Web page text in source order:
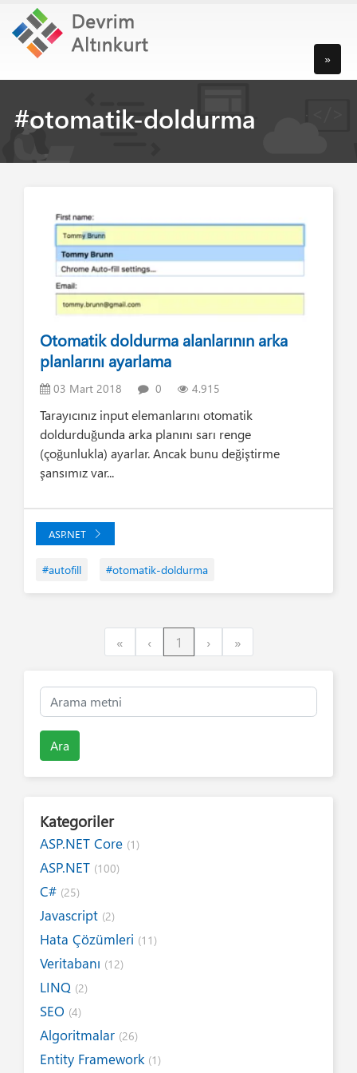
»
#otomatik-doldurma
Otomatik doldurma alanlarının arka
planlarını ayarlama
03 Mart 2018 0 4.915
Tarayıcınız input elemanlarını otomatik
doldurduğunda arka planını sarı renge
(çoğunlukla) ayarlar. Ancak bunu değiştirme
şansımız var...
ASP.NET
#autofill #otomatik-doldurma
«First ‹Previous
1 ›Next»Last
Ara
Kategoriler
ASP.NET Core (1)
ASP.NET (100)
C# (25)
Javascript (2)
Hata Çözümleri (11)
Veritabanı (12)
LINQ (2)
SEO (4)
Algoritmalar (26)
Entity Framework (1)